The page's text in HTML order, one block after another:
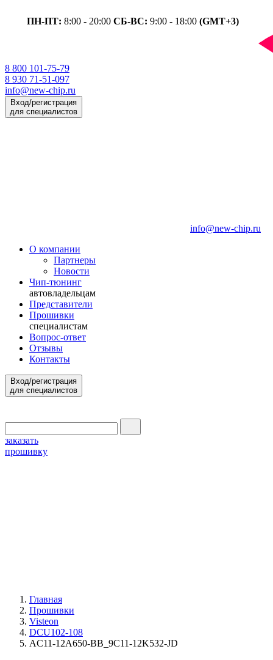
ПН-ПТ: 8:00 - 20:00 СБ-ВС: 9:00 - 18:00 (GMT+3)
8 800 101-75-79
8 930 71-51-097
info@new-chip.ru
Вход/регистрация
для специалистов
info@new-chip.ru
О компании
Партнеры
Новости
Чип-тюнинг
автовладельцам
Представители
Прошивки
специалистам
Вопрос-ответ
Отзывы
Контакты
Вход/регистрация
для специалистов
заказать
прошивку
Главная
Прошивки
Visteon
DCU102-108
AC11-12A650-BB_9C11-12K532-JD